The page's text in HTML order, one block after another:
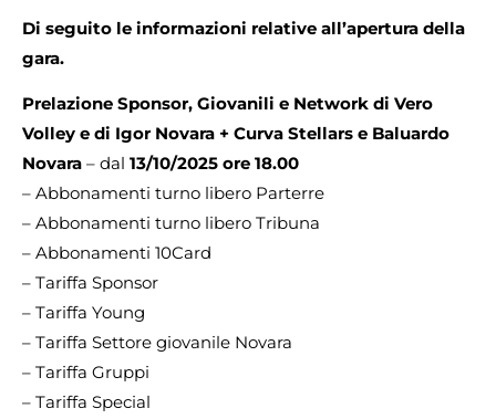
Di seguito le informazioni relative all’apertura della
gara.
Prelazione Sponsor, Giovanili e Network di Vero
Volley e di Igor Novara + Curva Stellars e Baluardo
Novara – dal 13/10/2025 ore 18.00
– Abbonamenti turno libero Parterre
– Abbonamenti turno libero Tribuna
– Abbonamenti 10Card
– Tariffa Sponsor
– Tariffa Young
– Tariffa Settore giovanile Novara
– Tariffa Gruppi
– Tariffa Special